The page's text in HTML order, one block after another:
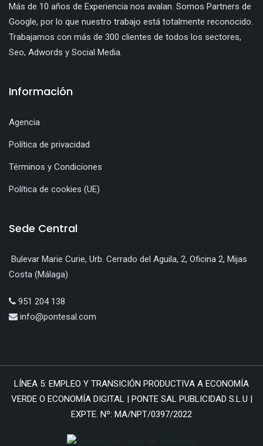
Más de 10 años de Experiencia nos avalan. Somos Partners de
Google, por lo que nuestro trabajo está totalmente reconocido.
Trabajamos con más de 300 clientes de todos los sectores,
Seo, Adwords y Social Media.
Información
Agencia
Política de privacidad
Términos y Condiciones
Política de cookies (UE)
Sede Central
Bulevar Marie Curie, Urb. Cerrado del Aguila, 2, Oficina 2, Mijas
Costa (Málaga)
951 204 138
info@pontesal.com
LÍNEA 5: EMPLEO Y TRANSICIÓN PRODUCTIVA A ECONOMÍA
VERDE O ECONOMÍA DIGITAL | PONTE SAL PUBLICIDAD S.L.U |
EXPTE. Nº: MA/NPT/0397/2022